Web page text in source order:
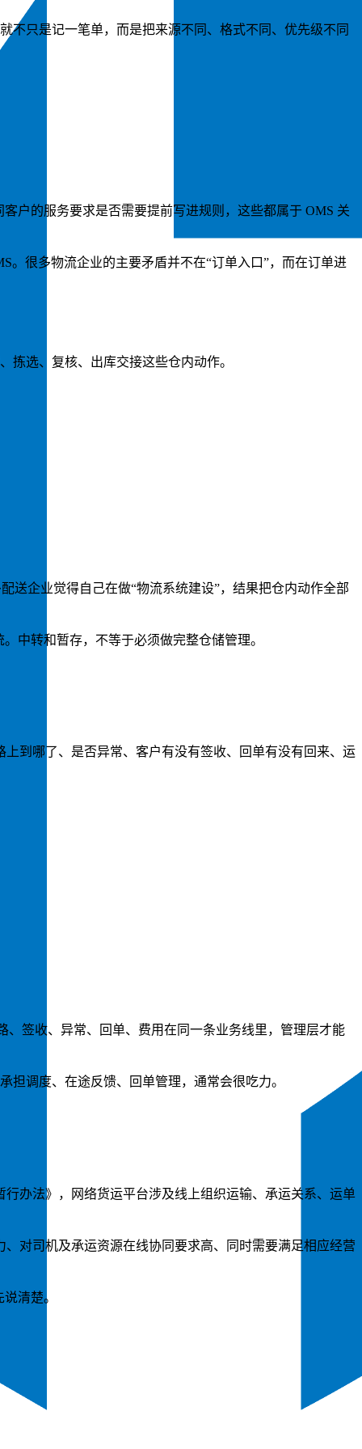
不只是记一笔单，而是把来源不同、格式不同、优先级不同
户的服务要求是否需要提前写进规则，这些都属于 OMS 关
。很多物流企业的主要矛盾并不在“订单入口”，而在订单进
拣选、复核、出库交接这些仓内动作。
送企业觉得自己在做“物流系统建设”，结果把仓内动作全部
中转和暂存，不等于必须做完整仓储管理。
到哪了、是否异常、客户有没有签收、回单有没有回来、运
签收、异常、回单、费用在同一条业务线里，管理层才能
担调度、在途反馈、回单管理，通常会很吃力。
办法》，网络货运平台涉及线上组织运输、承运关系、运单
对司机及承运资源在线协同要求高、同时需要满足相应经营
清楚。